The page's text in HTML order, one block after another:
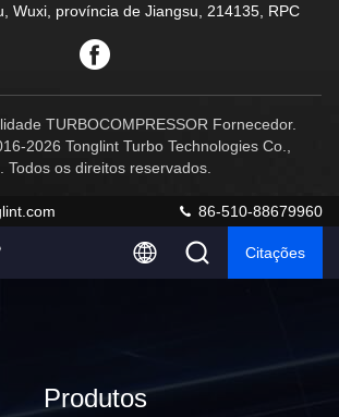
Wuxi, província de Jiangsu, 214135, RPC
TURBOCOMPRESSOR Fornecedor.
2026 Tonglint Turbo Technologies Co.,
Todos os direitos reservados.
86-510-88679960
Citações
Produtos